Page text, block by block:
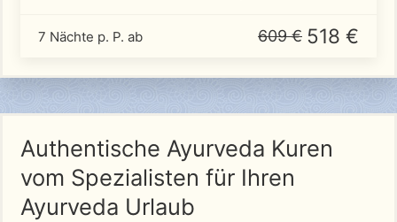
7 Nächte p. P. ab 609 € 518 €
Authentische Ayurveda Kuren
vom Spezialisten für Ihren
Ayurveda Urlaub